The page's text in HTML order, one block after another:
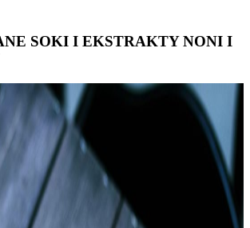
SOKI I EKSTRAKTY NONI I